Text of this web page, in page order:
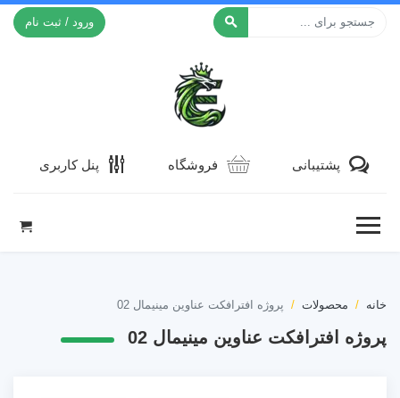
ورود / ثبت نام
پشتیبانی فروشگاه پنل کاربری
خانه محصولات پروژه افترافکت عناوین مینیمال 02
پروژه افترافکت عناوین مینیمال 02